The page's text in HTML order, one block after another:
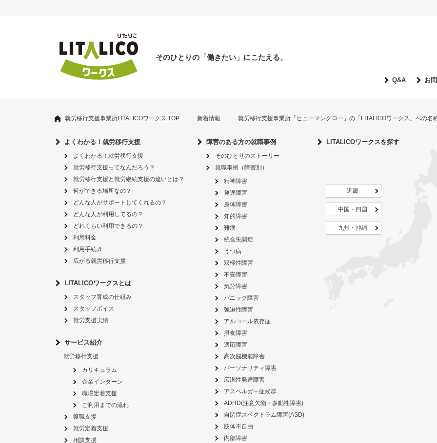
そのひとりの「働きたい」にこたえる。
Q&A お
就労移行支援事業所LITALICOワークス TOP 新着情報 就労移行支援事業所「ヒューマングロー」の「LITALICOワークス」への名
よくわかる！就労移行支援
よくわかる！就労移行支援
就労移行支援ってなんだろう？
就労移行支援と就労継続支援の違いとは？
何ができる場所なの？
どんな人がサポートしてくれるの？
どんな人が利用してるの？
どれくらい利用できるの？
利用料金
利用手続き
広がる就労移行支援
LITALICOワークスとは
スタッフ育成の仕組み
スタッフボイス
就労支援実績
サービス紹介
就労移行支援
カリキュラム
企業インターン
職場定着支援
ご利用までの流れ
復職支援
就労定着支援
相談支援
障害のある方の就職事例
そのひとりのストーリー
就職事例（障害別）
精神障害
発達障害
身体障害
知的障害
難病
統合失調症
うつ病
双極性障害
不安障害
気分障害
パニック障害
強迫性障害
アルコール依存症
摂食障害
適応障害
高次脳機能障害
パーソナリティ障害
広汎性発達障害
アスペルガー症候群
ADHD(注意欠陥・多動性障害)
自閉症スペクトラム障害(ASD)
肢体不自由
内部障害
LITALICOワークスを探す
近畿
中国・四国
九州・沖縄